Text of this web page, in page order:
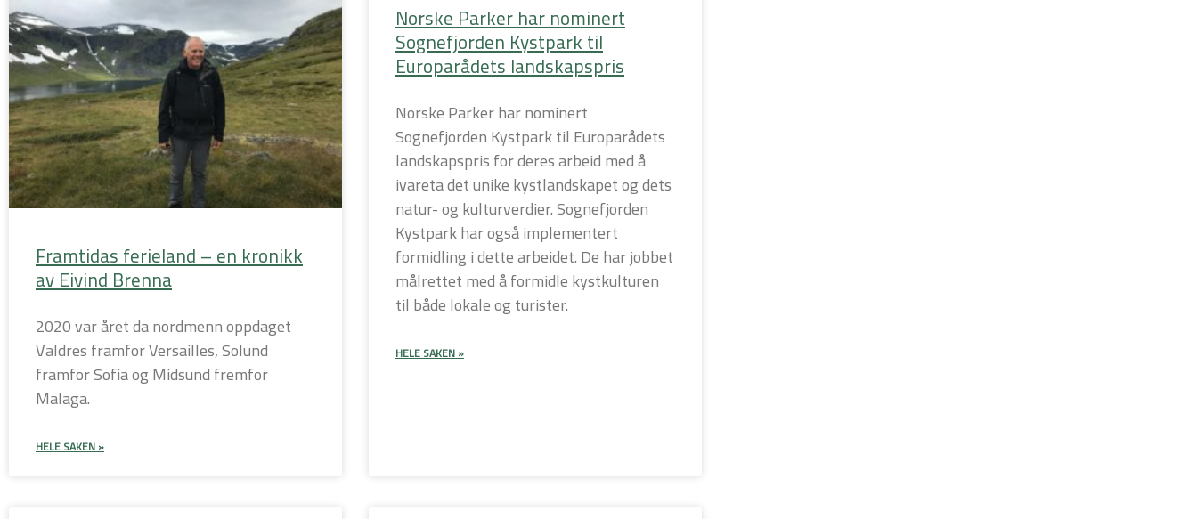
Framtidas ferieland – en kronikk
av Eivind Brenna
2020 var året da nordmenn oppdaget
Valdres framfor Versailles, Solund
framfor Sofia og Midsund fremfor
Malaga.
HELE SAKEN »
Norske Parker har nominert
Sognefjorden Kystpark til
Europarådets landskapspris
Norske Parker har nominert
Sognefjorden Kystpark til Europarådets
landskapspris for deres arbeid med å
ivareta det unike kystlandskapet og dets
natur- og kulturverdier. Sognefjorden
Kystpark har også implementert
formidling i dette arbeidet. De har jobbet
målrettet med å formidle kystkulturen
til både lokale og turister.
HELE SAKEN »